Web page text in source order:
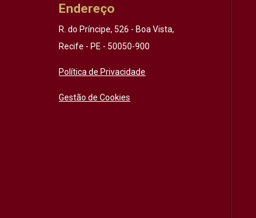
Endereço
R. do Príncipe, 526 - Boa Vista,
Recife - PE - 50050-900
Política de Privacidade
Gestão de Cookies